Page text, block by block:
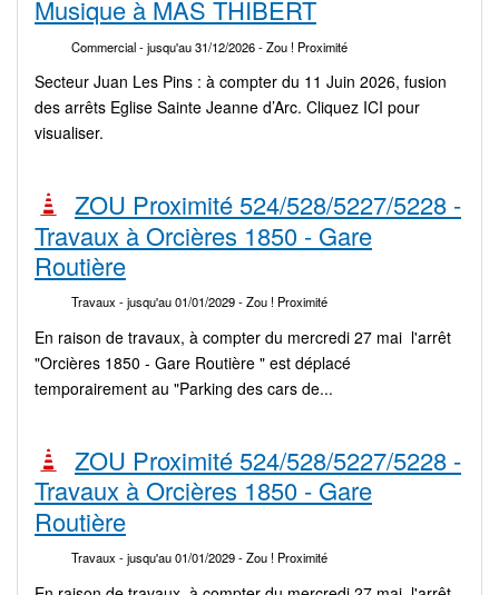
Musique à MAS THIBERT
Commercial- jusqu'au 31/12/2026- Zou ! Proximité
Secteur Juan Les Pins : à compter du 11 Juin 2026, fusion
des arrêts Eglise Sainte Jeanne d’Arc. Cliquez ICI pour
visualiser.
ZOU Proximité 524/528/5227/5228 -
Travaux à Orcières 1850 - Gare
Routière
Travaux - jusqu'au 01/01/2029- Zou ! Proximité
En raison de travaux, à compter du mercredi 27 mai l'arrêt
"Orcières 1850 - Gare Routière " est déplacé
temporairement au "Parking des cars de...
ZOU Proximité 524/528/5227/5228 -
Travaux à Orcières 1850 - Gare
Routière
Travaux - jusqu'au 01/01/2029- Zou ! Proximité